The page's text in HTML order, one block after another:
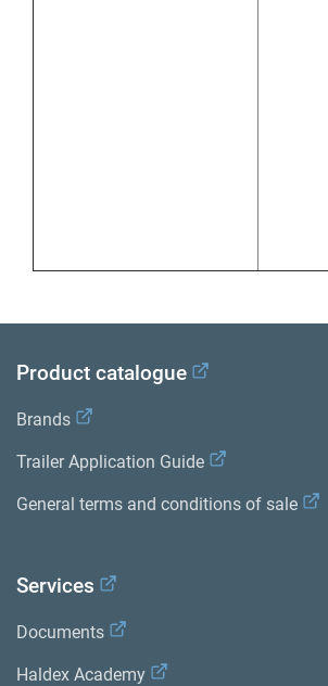
Product catalogue
Brands
Trailer Application Guide
General terms and conditions of sale
Services
Documents
Haldex Academy